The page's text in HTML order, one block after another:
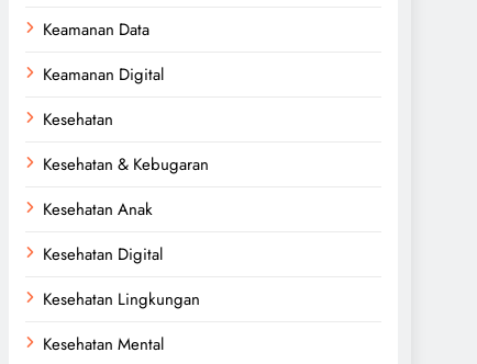
Keamanan Data
Keamanan Digital
Kesehatan
Kesehatan & Kebugaran
Kesehatan Anak
Kesehatan Digital
Kesehatan Lingkungan
Kesehatan Mental